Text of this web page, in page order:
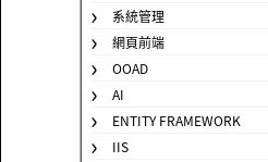
系統管理
網頁前端
OOAD
AI
ENTITY FRAMEWORK
IIS